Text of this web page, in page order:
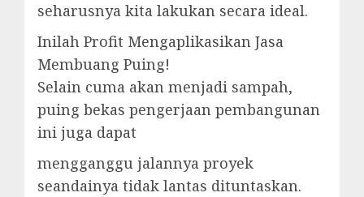
seharusnya kita lakukan secara ideal.
Inilah Profit Mengaplikasikan Jasa
Membuang Puing!
Selain cuma akan menjadi sampah,
puing bekas pengerjaan pembangunan
ini juga dapat
mengganggu jalannya proyek
seandainya tidak lantas dituntaskan.